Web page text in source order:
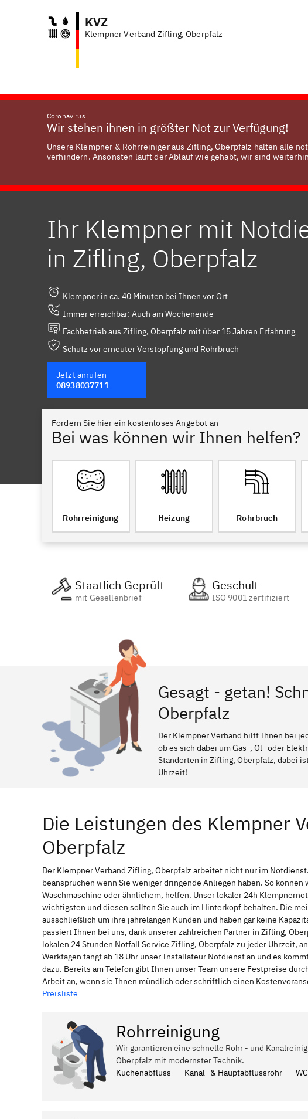
KVZ
Klempner Verband Zifling, Oberpfalz
Coronavirus
Wir stehen ihnen in größter Not zur Verfügung!
Unsere Klempner & Rohrreiniger aus Zifling, Oberpfalz halten alle
verhindern. Ansonsten läuft der Ablauf wie gehabt, wir sind
Ihr Klempner mit
in Zifling, Oberpfalz
Klempner in ca. 40 Minuten bei Ihnen vor Ort
Immer erreichbar: Auch am Wochenende
Fachbetrieb aus Zifling, Oberpfalz mit über 15 Jahren Erfahrung
Schutz vor erneuter Verstopfung und Rohrbruch
Jetzt anrufen
08938037711
Fordern Sie hier ein kostenloses Angebot an
Bei was können wir Ihnen helfen?
Rohrreinigung Heizung Rohrbruch
Staatlich Geprüft
mit Gesellenbrief
Geschult
ISO 9001 zertifiziert
Gesagt - getan!
Oberpfalz
Der Klempner Verband hilft Ihnen bei
ob es sich dabei um Gas-, Öl- oder
Standorten in Zifling, Oberpfalz, dabei
Uhrzeit!
Die Leistungen des Klempner
Oberpfalz
Der Klempner Verband Zifling, Oberpfalz arbeitet nicht nur im
beanspruchen wenn Sie weniger dringende Anliegen haben. So
Waschmaschine oder ähnlichem, helfen. Unser lokaler 24h
wichtigsten und diesen sollten Sie auch im Hinterkopf behalten. Die
ausschließlich um ihre jahrelangen Kunden und haben gar keine
passiert Ihnen bei uns, dank unserer zahlreichen Partner in Zifling,
lokalen 24 Stunden Notfall Service Zifling, Oberpfalz zu jeder Uhrzeit,
Werktagen fängt ab 18 Uhr unser Installateur Notdienst an und es
dazu. Bereits am Telefon gibt Ihnen unser Team unsere Festpreise
Arbeit an, wenn sie Ihnen mündlich oder schriftlich einen
Preisliste
Rohrreinigung
Wir garantieren eine schnelle Rohr - und
Oberpfalz mit modernster Technik.
Küchenabfluss
Kanal- & Hauptabflussrohr